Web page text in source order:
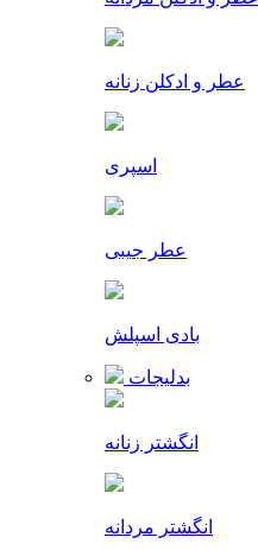
عطر و ادکلن زنانه
اسپری
عطر جیبی
بادی اسپلش
بدلیجات
انگشتر زنانه
انگشتر مردانه